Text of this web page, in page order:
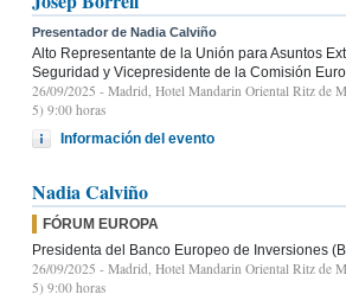
Presentador de Nadia Calviño
Alto Representante de la Unión para Asuntos
Seguridad y Vicepresidente de la Comisión
26/09/2025 - Madrid, Hotel Mandarin Oriental Ritz de
5) 9:00 horas
Información del evento
Nadia Calviño
FÓRUM EUROPA
Presidenta del Banco Europeo de Inversiones
26/09/2025 - Madrid, Hotel Mandarin Oriental Ritz de
5) 9:00 horas